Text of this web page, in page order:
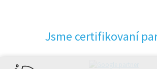
Jsme certifikovaní